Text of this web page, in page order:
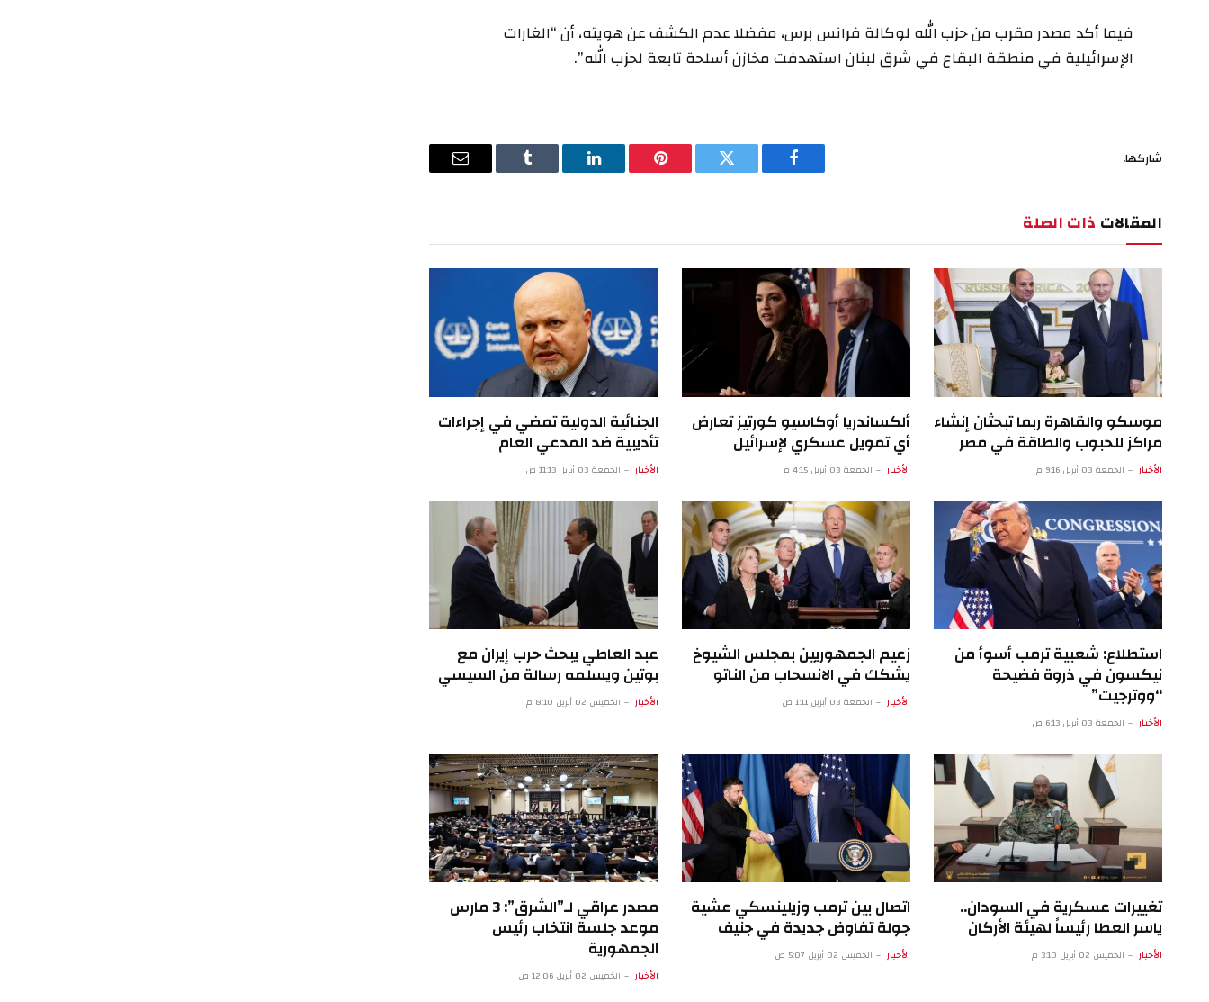
فيما أكد مصدر مقرب من حزب الله لوكالة فرانس برس، مفضلا عدم الكشف عن هويته، أن “الغارات
الإسرائيلية في منطقة البقاع في شرق لبنان استهدفت مخازن أسلحة تابعة لحزب الله”.
شاركها.
فيسبوك تويتر بينتيريستلينكدإن Tumblr
البريد
المقالات ذات الصلة
موسكو والقاهرة ربما تبحثان إنشاء
مراكز للحبوب والطاقة في مصر
الأخبار الجمعة 03 أبريل 9:16 م
ألكساندريا أوكاسيو كورتيز تعارض
أي تمويل عسكري لإسرائيل
الأخبار الجمعة 03 أبريل 4:15 م
الجنائية الدولية تمضي في إجراءات
تأديبية ضد المدعي العام
الأخبار الجمعة 03 أبريل 11:13 ص
استطلاع: شعبية ترمب أسوأ من
نيكسون في ذروة فضيحة
“ووترجيت”
الأخبار الجمعة 03 أبريل 6:13 ص
زعيم الجمهوريين بمجلس الشيوخ
يشكك في الانسحاب من الناتو
الأخبار الجمعة 03 أبريل 1:11 ص
عبد العاطي يبحث حرب إيران مع
بوتين ويسلمه رسالة من السيسي
الأخبار الخميس 02 أبريل 8:10 م
تغييرات عسكرية في السودان..
ياسر العطا رئيساً لهيئة الأركان
الأخبار الخميس 02 أبريل 3:10 م
اتصال بين ترمب وزيلينسكي عشية
جولة تفاوض جديدة في جنيف
الأخبار الخميس 02 أبريل 5:07 ص
مصدر عراقي لـ”الشرق”: 3 مارس
موعد جلسة انتخاب رئيس
الجمهورية
الأخبار الخميس 02 أبريل 12:06 ص